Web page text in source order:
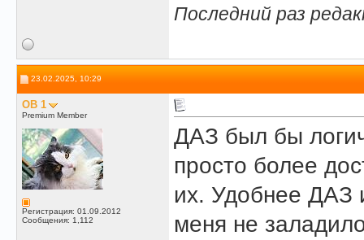
Последний раз
23.02.2025, 10:29
OB 1
Premium Member
Регистрация: 01.09.2012
Сообщения: 1,112
ДАЗ был бы
просто более
их. Удобнее ДАЗ
меня не